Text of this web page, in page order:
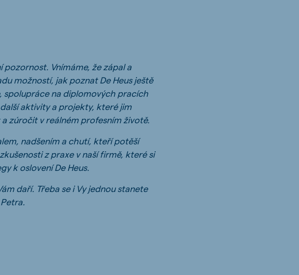
pozornost. Vnímáme, že zápal a
možností, jak poznat De Heus ještě
spolupráce na diplomových pracích
aktivity a projekty, které jim
zúročit v reálném profesním životě.
nadšením a chutí, kteří potěší
z praxe v naší firmě, které si
k oslovení De Heus.
daří. Třeba se i Vy jednou stanete